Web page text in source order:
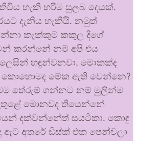
හැකි හරිම සුලබ දෙයක්.
දැනිය හැකියි. නමුත්
කැක්කුම කකුල දිගේ
කරන්නේ නම් අපි එය
ලෙසින් හඳුන්වනවා. මොකක්ද
කොහොමද මේක ඇති වෙන්නෙ?
තේරුම් ගන්නට නම් මුලින්ම
මොනවද තියෙන්නේ
දක්වන්නේත් සයටිකා. කොඳු
අතරේ ඩිස්ක් එක පෙන්වලා